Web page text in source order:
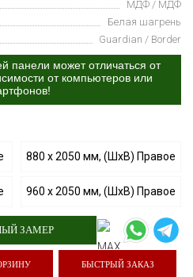
МДФ / МДФ
Белая шагрень
Guardian / Border
панели может отличаться от
от компьютеров или
880 х 2050 мм, (ШхВ) Правое
960 х 2050 мм, (ШхВ) Правое
ЗАМЕР
БЫСТРЫЙ ЗАКАЗ